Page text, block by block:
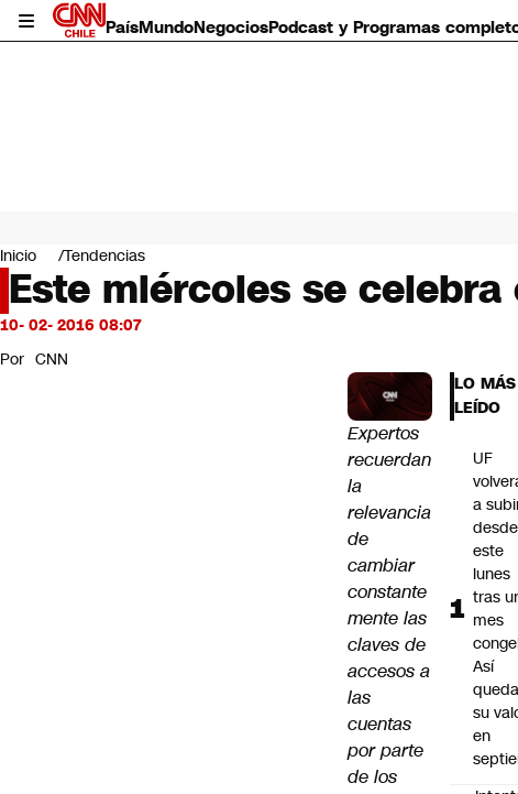
PaísMundoNegociosPodcast y Programas
Mundo
Negocios
Deportes
Programas completos
Servicios
Inicio Tendencias
Este miércoles se
10- 02- 2016 08:07
Por CNN
Expertos
recuerdan
la
relevancia
de
cambiar
constante
mente las
claves de
accesos a
las
cuentas
por parte
de los
LO MÁS
LEÍDO
UF
a
desde
este
lunes
tras
mes
Así
su
en